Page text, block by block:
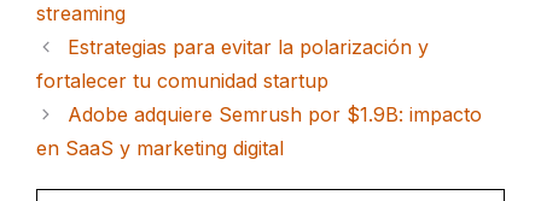
streaming
Estrategias para evitar la polarización y
fortalecer tu comunidad startup
Adobe adquiere Semrush por $1.9B: impacto
en SaaS y marketing digital